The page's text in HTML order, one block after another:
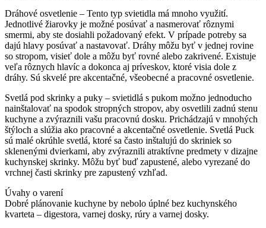
Dráhové osvetlenie – Tento typ svietidla má mnoho využití.
Jednotlivé žiarovky je možné posúvať a nasmerovať rôznymi
smermi, aby ste dosiahli požadovaný efekt. V prípade potreby sa
dajú hlavy posúvať a nastavovať. Dráhy môžu byť v jednej rovine
so stropom, visieť dole a môžu byť rovné alebo zakrivené. Existuje
veľa rôznych hlavíc a dokonca aj príveskov, ktoré visia dole z
dráhy. Sú skvelé pre akcentačné, všeobecné a pracovné osvetlenie.
Svetlá pod skrinky a puky – svietidlá s pukom možno jednoducho
nainštalovať na spodok stropných stropov, aby osvetlili zadnú stenu
kuchyne a zvýraznili vašu pracovnú dosku. Prichádzajú v mnohých
štýloch a slúžia ako pracovné a akcentačné osvetlenie. Svetlá Puck
sú malé okrúhle svetlá, ktoré sa často inštalujú do skriniek so
sklenenými dvierkami, aby zvýraznili atraktívne predmety v dizajne
kuchynskej skrinky. Môžu byť buď zapustené, alebo vyrezané do
vrchnej časti skrinky pre zapustený vzhľad.
Úvahy o varení
Dobré plánovanie kuchyne by nebolo úplné bez kuchynského
kvarteta – digestora, varnej dosky, rúry a varnej dosky.